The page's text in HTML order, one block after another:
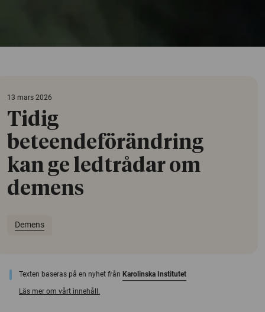
13 mars 2026
Tidig
beteendeförändring
kan ge ledtrådar om
demens
Demens
Texten baseras på en nyhet från Karolinska Institutet
Läs mer om vårt innehåll.